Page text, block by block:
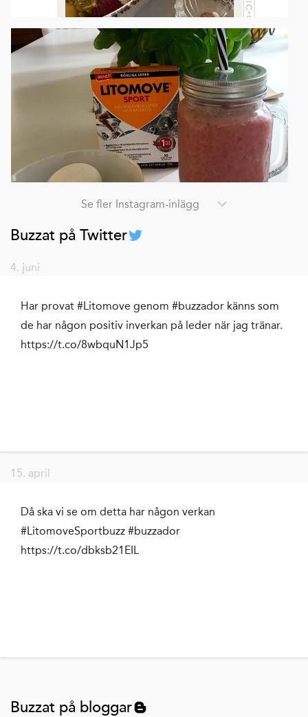
Se fler Instagram-inlägg
Buzzat på Twitter
4. juni
Har provat #Litomove genom #buzzador känns som
de har någon positiv inverkan på leder när jag tränar.
https://t.co/8wbquN1Jp5
15. april
Då ska vi se om detta har någon verkan
#LitomoveSportbuzz #buzzador
https://t.co/dbksb21EIL
Buzzat på bloggar